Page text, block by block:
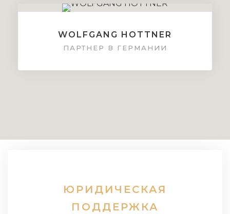
WOLFGANG HOTTNER
ПАРТНЕР В ГЕРМАНИИ
ЮРИДИЧЕСКАЯ
ПОДДЕРЖКА